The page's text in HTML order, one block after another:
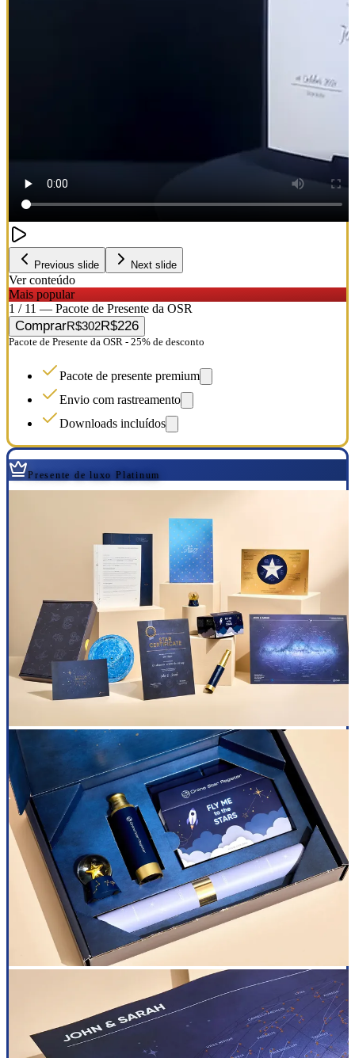
Previous slide Next slide
Ver conteúdo
Mais popular
1 / 11 — Pacote de Presente da OSR
ComprarR$302R$226
Pacote de Presente da OSR - 25% de desconto
Pacote de presente premium
Envio com rastreamento
Downloads incluídos
Presente de luxo Platinum